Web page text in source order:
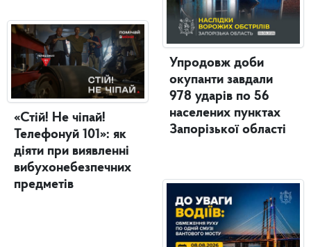
«Стій! Не чіпай!
Телефонуй 101»: як
діяти при виявленні
вибухонебезпечних
предметів
Упродовж доби
окупанти завдали
978 ударів по 56
населених пунктах
Запорізької області